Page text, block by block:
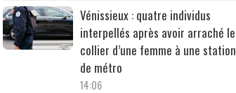
Vénissieux : quatre individus
interpellés après avoir arraché le
collier d’une femme à une station
de métro
14:06